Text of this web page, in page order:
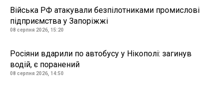
Війська РФ атакували безпілотниками промислові
підприємства у Запоріжжі
08 серпня 2026, 15:20
Росіяни вдарили по автобусу у Нікополі: загинув
водій, є поранений
08 серпня 2026, 14:50